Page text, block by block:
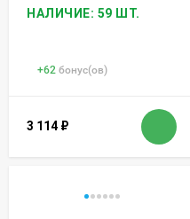
НАЛИЧИЕ: 59 ШТ.
+62 бонус(ов)
3 114 ₽